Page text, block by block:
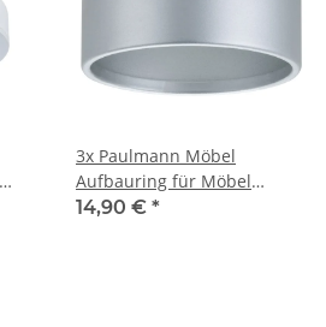
3x Paulmann Möbel
Aufbauring für Möbel
Einbauleuchten IP44
14,90 € *